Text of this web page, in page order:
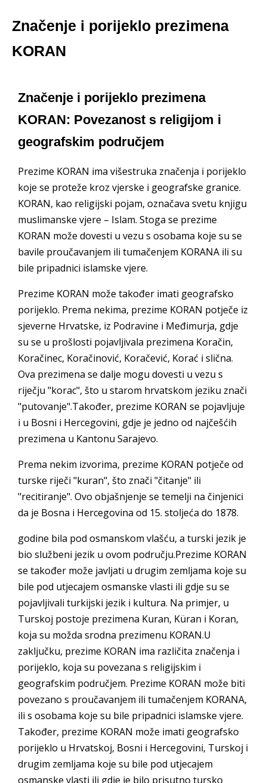
Značenje i porijeklo prezimena
KORAN
Značenje i porijeklo prezimena
KORAN: Povezanost s religijom i
geografskim područjem
Prezime KORAN ima višestruka značenja i porijeklo
koje se proteže kroz vjerske i geografske granice.
KORAN, kao religijski pojam, označava svetu knjigu
muslimanske vjere – Islam. Stoga se prezime
KORAN može dovesti u vezu s osobama koje su se
bavile proučavanjem ili tumačenjem KORANA ili su
bile pripadnici islamske vjere.
Prezime KORAN može također imati geografsko
porijeklo. Prema nekima, prezime KORAN potječe iz
sjeverne Hrvatske, iz Podravine i Međimurja, gdje
su se u prošlosti pojavljivala prezimena Koračin,
Koračinec, Koračinović, Koračević, Korać i slična.
Ova prezimena se dalje mogu dovesti u vezu s
riječju "korac", što u starom hrvatskom jeziku znači
"putovanje".Također, prezime KORAN se pojavljuje
i u Bosni i Hercegovini, gdje je jedno od najčešćih
prezimena u Kantonu Sarajevo.
Prema nekim izvorima, prezime KORAN potječe od
turske riječi "kuran", što znači "čitanje" ili
"recitiranje". Ovo objašnjenje se temelji na činjenici
da je Bosna i Hercegovina od 15. stoljeća do 1878.
godine bila pod osmanskom vlašću, a turski jezik je
bio službeni jezik u ovom području.Prezime KORAN
se također može javljati u drugim zemljama koje su
bile pod utjecajem osmanske vlasti ili gdje su se
pojavljivali turkijski jezik i kultura. Na primjer, u
Turskoj postoje prezimena Kuran, Küran i Koran,
koja su možda srodna prezimenu KORAN.U
zaključku, prezime KORAN ima različita značenja i
porijeklo, koja su povezana s religijskim i
geografskim područjem. Prezime KORAN može biti
povezano s proučavanjem ili tumačenjem KORANA,
ili s osobama koje su bile pripadnici islamske vjere.
Također, prezime KORAN može imati geografsko
porijeklo u Hrvatskoj, Bosni i Hercegovini, Turskoj i
drugim zemljama koje su bile pod utjecajem
osmanske vlasti ili gdje je bilo prisutno tursko